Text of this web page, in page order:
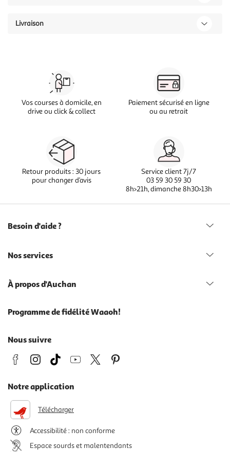
Livraison
Vos courses à domicile, en
drive ou click & collect
Paiement sécurisé en ligne
ou au retrait
Retour produits : 30 jours
pour changer d’avis
Service client 7j/7
03 59 30 59 30
8h>21h, dimanche 8h30>13h
Besoin d'aide ?
Nos services
À propos d'Auchan
Programme de fidélité Waaoh!
Nous suivre
Notre application
Télécharger
Accessibilité : non conforme
Espace sourds et malentendants